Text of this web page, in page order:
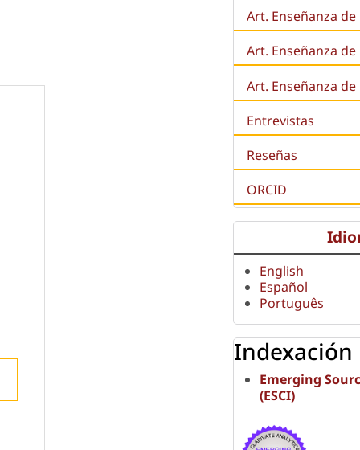
Art. Enseñanza de
Art. Enseñanza
Art. Enseñanza
Entrevistas
Reseñas
ORCID
English
Español
Português
Indexación
Emerging
(ESCI)